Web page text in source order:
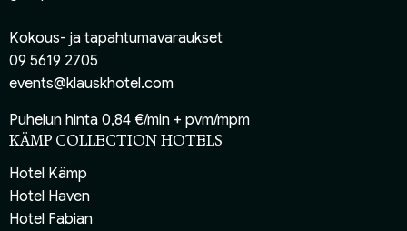
Kokous- ja tapahtumavaraukset
09 5619 2705
events@klauskhotel.com
Puhelun hinta 0,84 €/min + pvm/mpm
KÄMP COLLECTION HOTELS
Hotel Kämp
Hotel Haven
Hotel Fabian